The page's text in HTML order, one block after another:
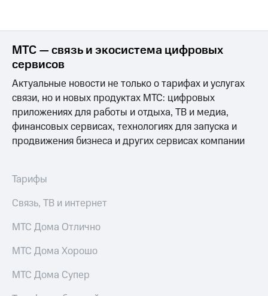
МТС — связь и экосистема цифровых
сервисов
Актуальные новости не только о тарифах и услугах
связи, но и новых продуктах МТС: цифровых
приложениях для работы и отдыха, ТВ и медиа,
финансовых сервисах, технологиях для запуска и
продвижения бизнеса и других сервисах компании
Тарифы
Связь, ТВ и интернет
МТС Дома Отлично
МТС Дома Хорошо
МТС Дома Супер